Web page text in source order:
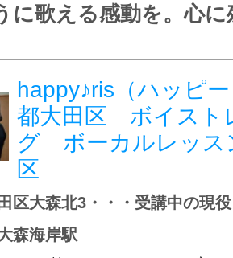
に歌える感動を。心に
happy♪ris（ハッピ
都大田区 ボイスト
グ ボーカルレッ
区
森海岸駅